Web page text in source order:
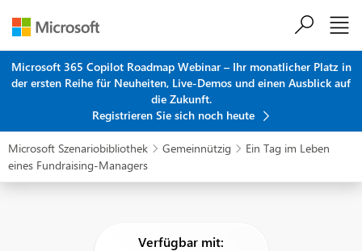
Microsoft 365 Copilot Roadmap Webinar – Ihr monatlicher Platz in
der ersten Reihe für Neuheiten, Live-Demos und einen Ausblick auf
die Zukunft.
Registrieren Sie sich noch heute
Microsoft Szenariobibliothek  Gemeinnützig 
Ein Tag im Leben
eines Fundraising-Managers
Verfügbar mit: